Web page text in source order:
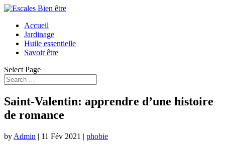
Accueil
Jardinage
Huile essentielle
Savoir être
Select Page
Saint-Valentin: apprendre d’une histoire
de romance
by Admin | 11 Fév 2021 | phobie